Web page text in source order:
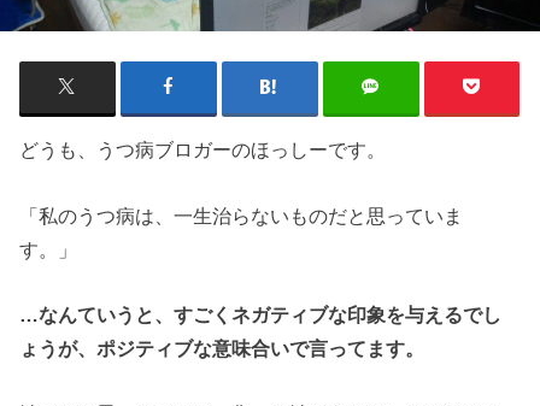
どうも、うつ病ブロガーのほっしーです。
「私のうつ病は、一生治らないものだと思っていま
す。」
…なんていうと、すごくネガティブな印象を与えるでし
ょうが、ポジティブな意味合いで言ってます。